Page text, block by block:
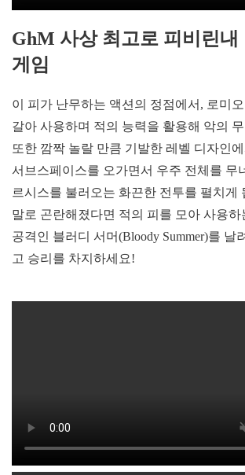
GhM 사상 최고로 피비린내
게임
이 피가 난무하는 액션의 정점에서, 로미
갈아 사용하며 적의 능력을 활용해 악의
또한 깜짝 놀랄 만큼 기발한 레벨 디자인
서브스페이스를 오가면서 우주 전체를 무
르시스를 불러오는 화끈한 전투를 펼치게
말로 곤란해졌다면 적의 피를 모아 사용하
공격인 블러디 서머(Bloody Summer)를 날
고 승리를 차지하세요!